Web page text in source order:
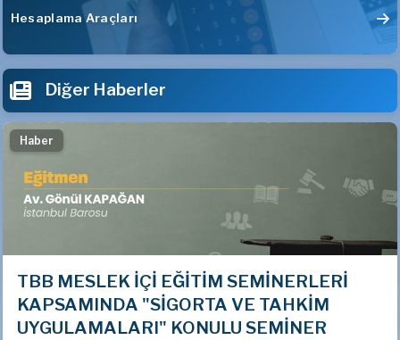
Hesaplama Araçları
Diğer Haberler
Haber
TBB MESLEK İÇİ EĞİTİM SEMİNERLERİ
KAPSAMINDA "SİGORTA VE TAHKİM
UYGULAMALARI" KONULU SEMİNER